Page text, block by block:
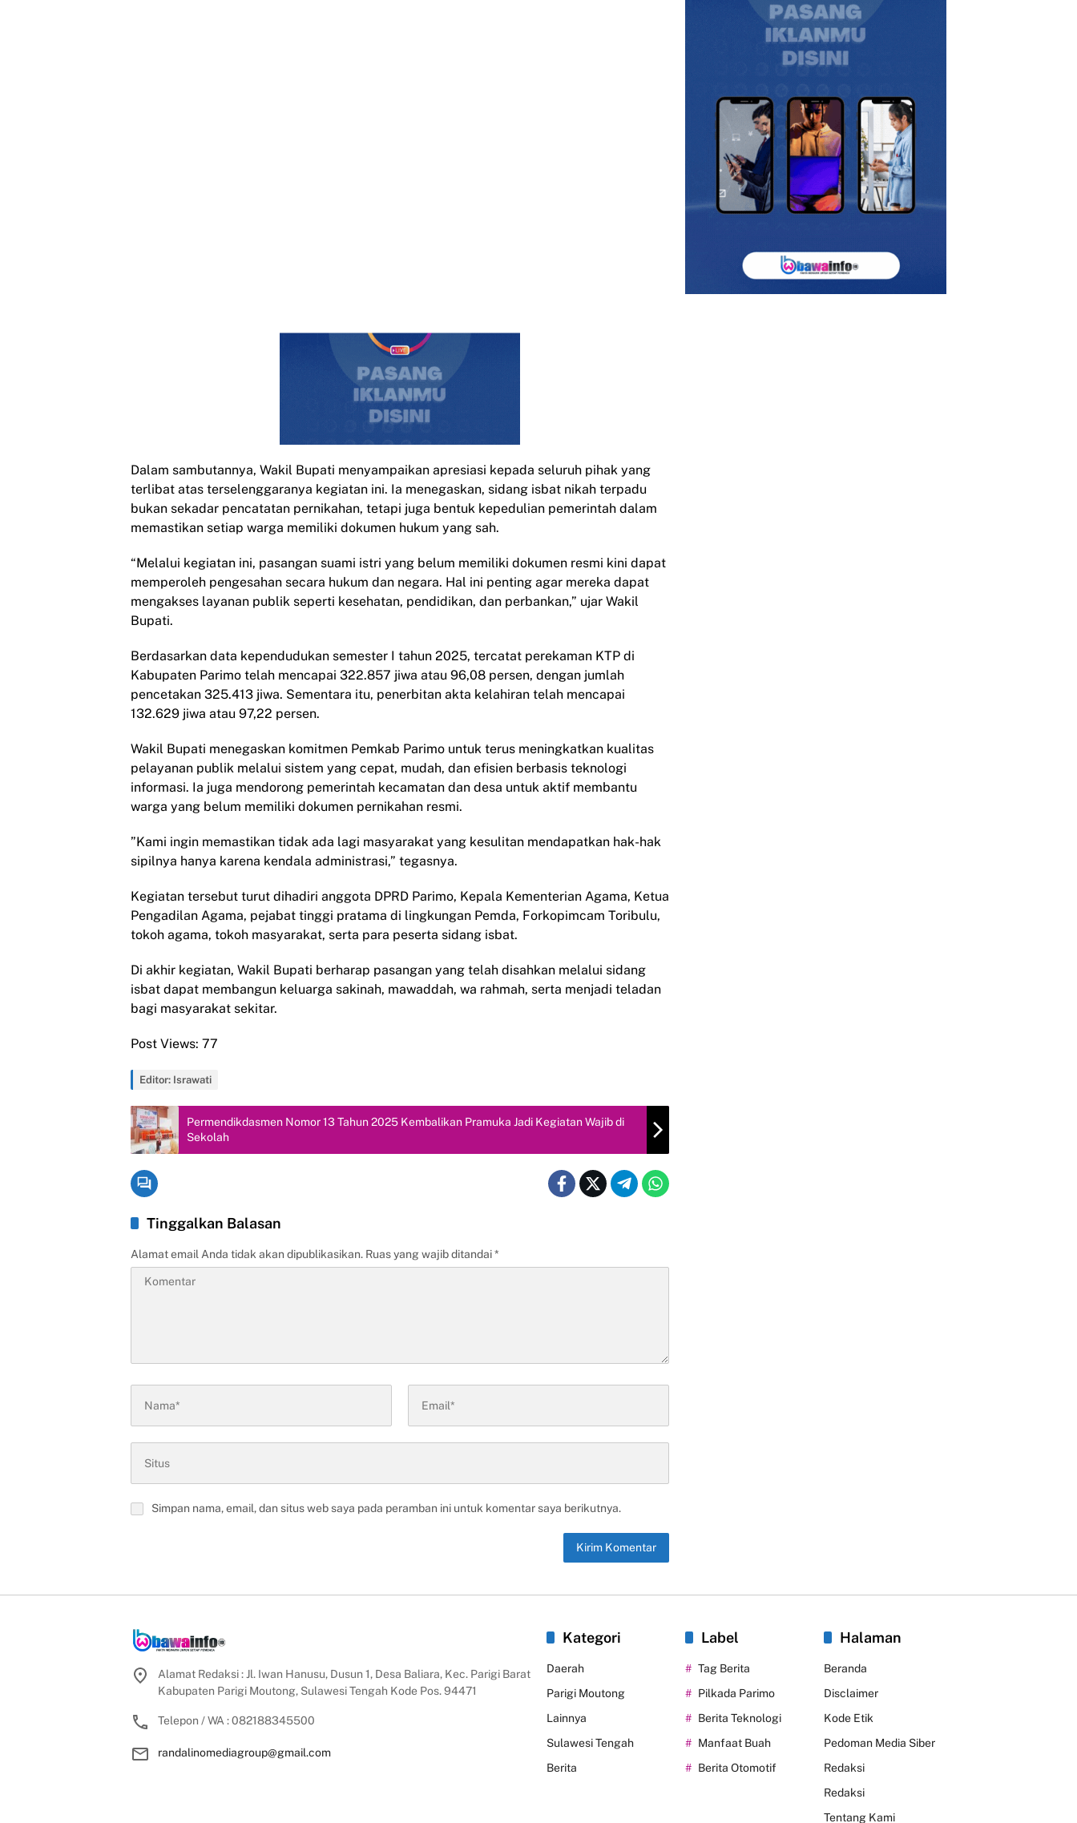
Dalam sambutannya, Wakil Bupati menyampaikan apresiasi kepada seluruh pihak yang
terlibat atas terselenggaranya kegiatan ini. Ia menegaskan, sidang isbat nikah terpadu
bukan sekadar pencatatan pernikahan, tetapi juga bentuk kepedulian pemerintah dalam
memastikan setiap warga memiliki dokumen hukum yang sah.
“Melalui kegiatan ini, pasangan suami istri yang belum memiliki dokumen resmi kini dapat
memperoleh pengesahan secara hukum dan negara. Hal ini penting agar mereka dapat
mengakses layanan publik seperti kesehatan, pendidikan, dan perbankan,” ujar Wakil
Bupati.
Berdasarkan data kependudukan semester I tahun 2025, tercatat perekaman KTP di
Kabupaten Parimo telah mencapai 322.857 jiwa atau 96,08 persen, dengan jumlah
pencetakan 325.413 jiwa. Sementara itu, penerbitan akta kelahiran telah mencapai
132.629 jiwa atau 97,22 persen.
Wakil Bupati menegaskan komitmen Pemkab Parimo untuk terus meningkatkan kualitas
pelayanan publik melalui sistem yang cepat, mudah, dan efisien berbasis teknologi
informasi. Ia juga mendorong pemerintah kecamatan dan desa untuk aktif membantu
warga yang belum memiliki dokumen pernikahan resmi.
”Kami ingin memastikan tidak ada lagi masyarakat yang kesulitan mendapatkan hak-hak
sipilnya hanya karena kendala administrasi,” tegasnya.
Kegiatan tersebut turut dihadiri anggota DPRD Parimo, Kepala Kementerian Agama, Ketua
Pengadilan Agama, pejabat tinggi pratama di lingkungan Pemda, Forkopimcam Toribulu,
tokoh agama, tokoh masyarakat, serta para peserta sidang isbat.
Di akhir kegiatan, Wakil Bupati berharap pasangan yang telah disahkan melalui sidang
isbat dapat membangun keluarga sakinah, mawaddah, wa rahmah, serta menjadi teladan
bagi masyarakat sekitar.
Post Views: 77
Editor: Israwati
Permendikdasmen Nomor 13 Tahun 2025 Kembalikan Pramuka Jadi Kegiatan Wajib di
Sekolah
Tinggalkan Balasan
Alamat email Anda tidak akan dipublikasikan. Ruas yang wajib ditandai*
Simpan nama, email, dan situs web saya pada peramban ini untuk komentar saya berikutnya.
Alamat Redaksi : Jl. Iwan Hanusu, Dusun 1, Desa Baliara, Kec. Parigi Barat
Kabupaten Parigi Moutong, Sulawesi Tengah Kode Pos. 94471
Telepon / WA : 082188345500
randalinomediagroup@gmail.com
Kategori
Daerah
Parigi Moutong
Lainnya
Sulawesi Tengah
Berita
Label
Tag Berita
Pilkada Parimo
Berita Teknologi
Manfaat Buah
Berita Otomotif
Halaman
Beranda
Disclaimer
Kode Etik
Pedoman Media Siber
Redaksi
Redaksi
Tentang Kami